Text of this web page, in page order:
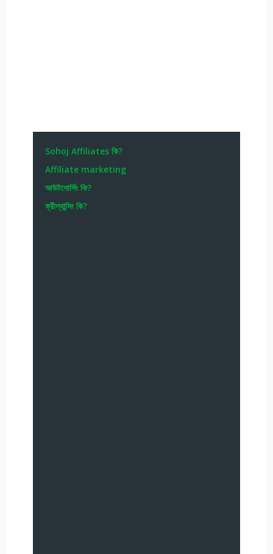
Sohoj Affiliates কি?
Affiliate marketing
আউটসোর্সিং কি?
ফ্রীল্যান্সিং কি?